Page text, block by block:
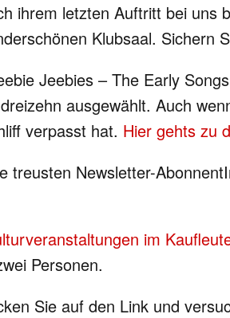
ihrem letzten Auftritt bei
Klubsaal. Sichern
Jeebies – The Early
ausgewählt. Auch
verpasst hat. Hier gehts zu
Newsletter-
im
Personen.
Sie auf den Link und